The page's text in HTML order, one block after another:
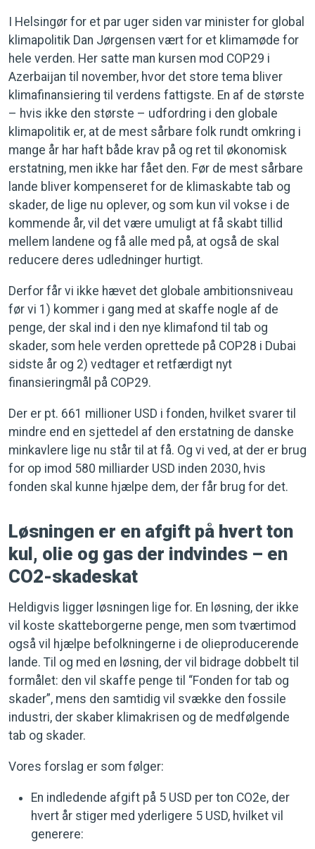
I Helsingør for et par uger siden var minister for global
klimapolitik Dan Jørgensen vært for et klimamøde for
hele verden. Her satte man kursen mod COP29 i
Azerbaijan til november, hvor det store tema bliver
klimafinansiering til verdens fattigste. En af de største
– hvis ikke den største – udfordring i den globale
klimapolitik er, at de mest sårbare folk rundt omkring i
mange år har haft både krav på og ret til økonomisk
erstatning, men ikke har fået den. Før de mest sårbare
lande bliver kompenseret for de klimaskabte tab og
skader, de lige nu oplever, og som kun vil vokse i de
kommende år, vil det være umuligt at få skabt tillid
mellem landene og få alle med på, at også de skal
reducere deres udledninger hurtigt.
Derfor får vi ikke hævet det globale ambitionsniveau
før vi 1) kommer i gang med at skaffe nogle af de
penge, der skal ind i den nye klimafond til tab og
skader, som hele verden oprettede på COP28 i Dubai
sidste år og 2) vedtager et retfærdigt nyt
finansieringmål på COP29.
Der er pt. 661 millioner USD i fonden, hvilket svarer til
mindre end en sjettedel af den erstatning de danske
minkavlere lige nu står til at få. Og vi ved, at der er brug
for op imod 580 milliarder USD inden 2030, hvis
fonden skal kunne hjælpe dem, der får brug for det.
Løsningen er en afgift på hvert ton
kul, olie og gas der indvindes – en
CO2-skadeskat
Heldigvis ligger løsningen lige for. En løsning, der ikke
vil koste skatteborgerne penge, men som tværtimod
også vil hjælpe befolkningerne i de olieproducerende
lande. Til og med en løsning, der vil bidrage dobbelt til
formålet: den vil skaffe penge til “Fonden for tab og
skader”, mens den samtidig vil svække den fossile
industri, der skaber klimakrisen og de medfølgende
tab og skader.
Vores forslag er som følger:
En indledende afgift på 5 USD per ton CO2e, der
hvert år stiger med yderligere 5 USD, hvilket vil
generere: